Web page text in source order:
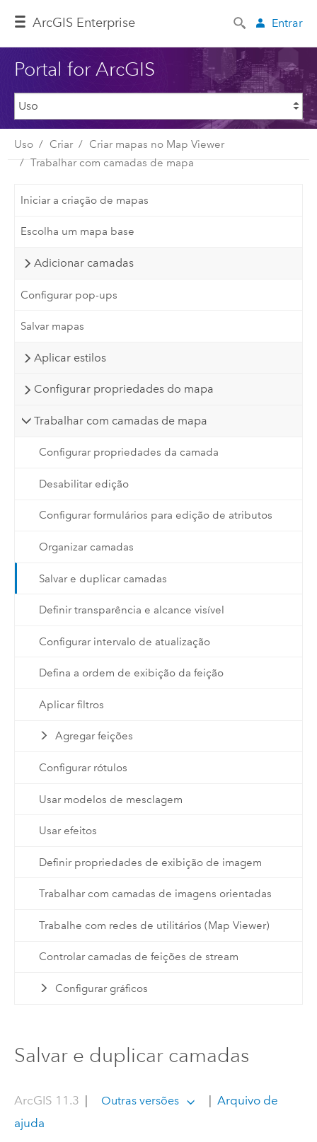
ArcGIS Enterprise Entrar
Portal for ArcGIS
Uso Criar
Criar mapas no Map Viewer
Trabalhar com camadas de mapa
Iniciar a criação de mapas
Escolha um mapa base
Adicionar camadas
Configurar pop-ups
Salvar mapas
Aplicar estilos
Configurar propriedades do mapa
Trabalhar com camadas de mapa
Configurar propriedades da camada
Desabilitar edição
Configurar formulários para edição de atributos
Organizar camadas
Salvar e duplicar camadas
Definir transparência e alcance visível
Configurar intervalo de atualização
Defina a ordem de exibição da feição
Aplicar filtros
Agregar feições
Configurar rótulos
Usar modelos de mesclagem
Usar efeitos
Definir propriedades de exibição de imagem
Trabalhar com camadas de imagens orientadas
Trabalhe com redes de utilitários (Map Viewer)
Controlar camadas de feições de stream
Configurar gráficos
Salvar e duplicar camadas
ArcGIS 11.3 | Outras versões | Arquivo de
ajuda